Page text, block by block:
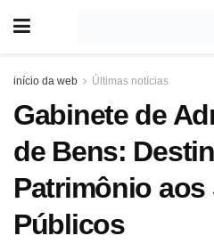
início da web Últimas notícias
Gabinete de
de Bens:
Patrimônio aos
Públicos